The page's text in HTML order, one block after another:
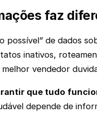
faz
possível” de dados
inativos,
vendedor
que tudo
depende de